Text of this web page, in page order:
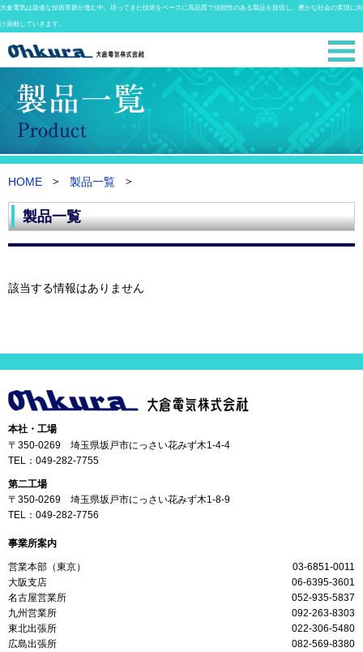
大倉電気は急速な技術革新が進む中、培ってきた技術をベースに高品質で信頼性のある製品を提供し、豊かな社会の実現に向
け貢献していきます。
HOME 製品一覧
製品一覧
該当する情報はありません
本社・工場
〒350-0269 埼玉県坂戸市にっさい花みず木1-4-4
TEL： 049-282-7755
第二工場
〒350-0269 埼玉県坂戸市にっさい花みず木1-8-9
TEL： 049-282-7756
事業所案内
営業本部（東京）
03-6851-0011
大阪支店
06-6395-3601
名古屋営業所
052-935-5837
九州営業所
092-263-8303
東北出張所
022-306-5480
広島出張所
082-569-8380